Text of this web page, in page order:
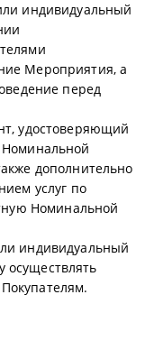
индивидуальный
Мероприятия, а
перед
удостоверяющий
Номинальной
дополнительно
услуг по
Номинальной
индивидуальный